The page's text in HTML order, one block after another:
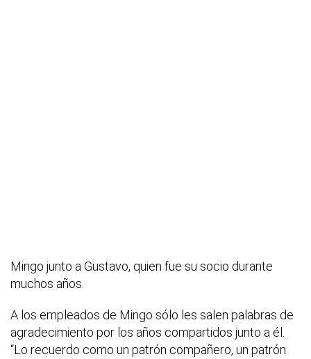
Mingo junto a Gustavo, quien fue su socio durante
muchos años.
A los empleados de Mingo sólo les salen palabras de
agradecimiento por los años compartidos junto a él.
“Lo recuerdo como un patrón compañero, un patrón